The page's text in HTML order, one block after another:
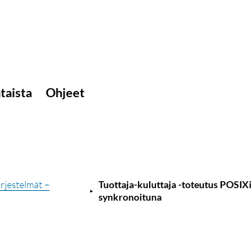
Ohjeet
–
Tuottaja-kuluttaja -toteutus
synkronoituna